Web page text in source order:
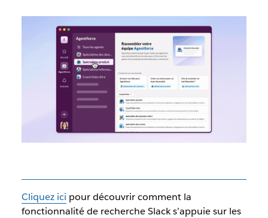
Cliquez ici pour découvrir comment la
fonctionnalité de recherche Slack s’appuie sur les